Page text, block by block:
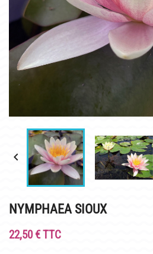
LA VISITE
INFOS PRATIQUES
PLAN & PHOTOS DU SITE
POUR LES ENFANTS
GROUPES ADULTES & SCOLAIRES
CAFÉ MARLIACEA
HORAIRES ET ACCÈS
NOS SOIRÉES ESTIVALES
REPAS GROUPES

NYMPHAEA SIOUX
22,50 € TTC